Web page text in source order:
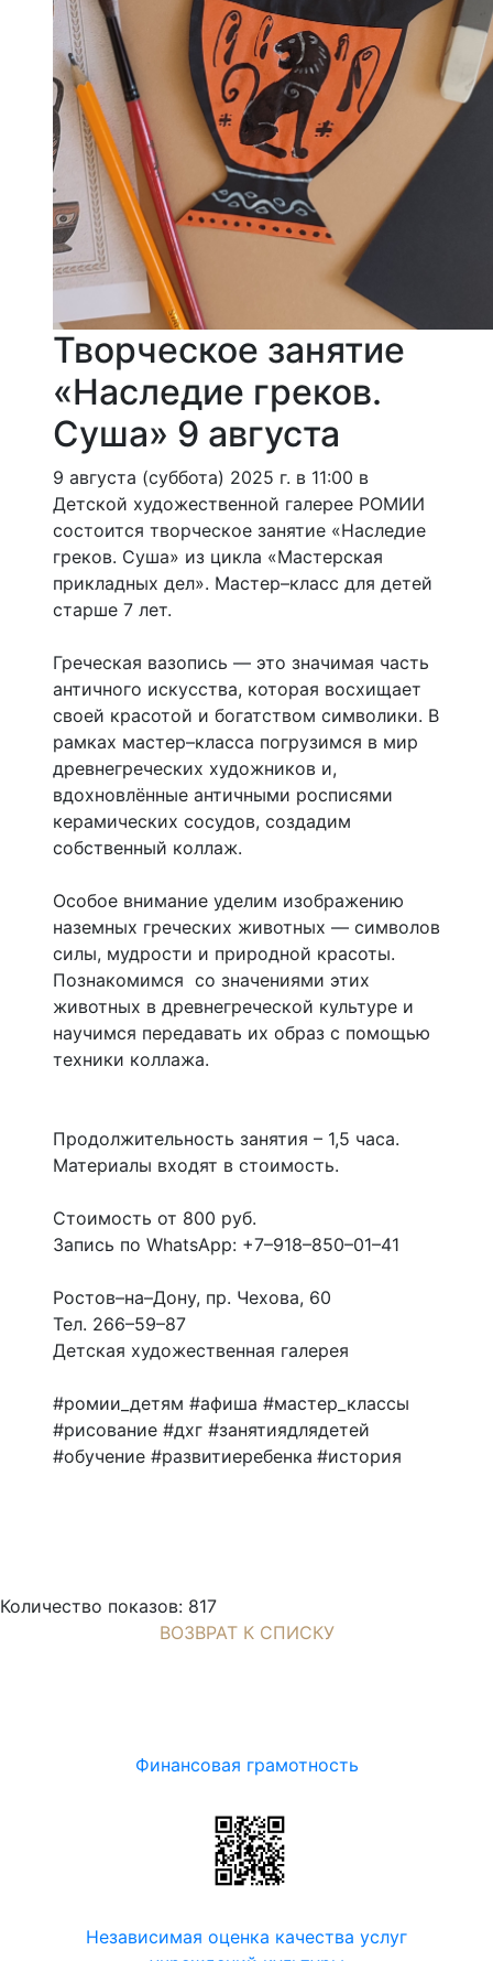
Творческое занятие
«Наследие греков.
Суша» 9 августа
9 августа (суббота) 2025 г. в 11:00 в
Детской художественной галерее РОМИИ
состоится творческое занятие «Наследие
греков. Суша» из цикла «Мастерская
прикладных дел». Мастер–класс для детей
старше 7 лет.
Греческая вазопись — это значимая часть
античного искусства, которая восхищает
своей красотой и богатством символики. В
рамках мастер–класса погрузимся в мир
древнегреческих художников и,
вдохновлённые античными росписями
керамических сосудов, создадим
собственный коллаж.
Особое внимание уделим изображению
наземных греческих животных — символов
силы, мудрости и природной красоты.
Познакомимся со значениями этих
животных в древнегреческой культуре и
научимся передавать их образ с помощью
техники коллажа.
Продолжительность занятия – 1,5 часа.
Материалы входят в стоимость.
Стоимость от 800 руб.
Запись по WhatsApp: +7–918–850–01–41
Ростов–на–Дону, пр. Чехова, 60
Тел. 266–59–87
Детская художественная галерея
#ромии_детям #афиша #мастер_классы
#рисование #дхг #занятиядлядетей
#обучение #развитиеребенка #история
Количество показов: 817
ВОЗВРАТ К СПИСКУ
Финансовая грамотность
Независимая оценка качества услуг